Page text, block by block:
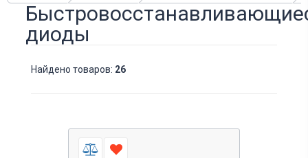
диоды
Найдено товаров: 26